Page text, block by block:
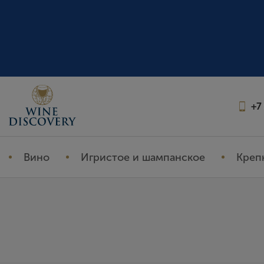
+7
Вино Игристое и шампанское